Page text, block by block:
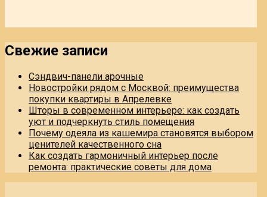
Свежие записи
Сэндвич-панели арочные
Новостройки рядом с Москвой: преимущества
покупки квартиры в Апрелевке
Шторы в современном интерьере: как создать
уют и подчеркнуть стиль помещения
Почему одеяла из кашемира становятся выбором
ценителей качественного сна
Как создать гармоничный интерьер после
ремонта: практические советы для дома